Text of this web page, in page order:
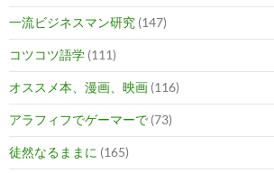
一流ビジネスマン研究 (147)
コツコツ語学 (111)
オススメ本、漫画、映画 (116)
アラフィフでゲーマーで (73)
徒然なるままに (165)